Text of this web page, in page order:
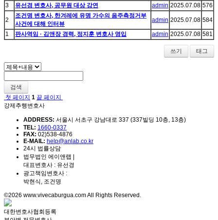
3
유선경 변호사, 공무원 대상 강연 admin 2025.07.08 576
2
조건명 변호사, 한겨레에 유명 가수의 음주측정거부
사건에 대해 인터뷰
admin 2025.07.08 584
1 판사역임 · 김앤장 경력, 정지훈 변호사 영입 admin 2025.07.08 581
쓰기 태그
검색
첫 페이지 1 끝 페이지
강제추행변호사
ADDRESS: 서울시 서초구 강남대로 337 (337빌딩 10층, 13층)
TEL: 1660-0337
FAX: 02)538-4876
E-MAIL: help@anlab.co.kr
24시 법률상담
법무법인 에이앤랩 |
대표변호사 : 유선경
광고책임변호사 :
박현식, 조건명
©2026 www.vivecaburgua.com All Rights Reserved.
대한변호사협회등록